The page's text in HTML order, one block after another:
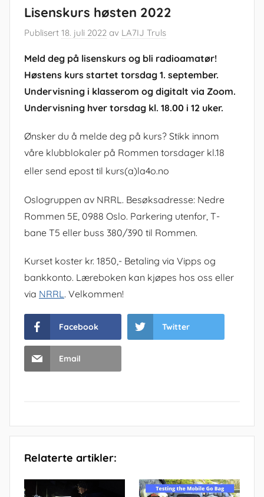
Lisenskurs høsten 2022
Publisert 18. juli 2022 av LA7IJ Truls
Meld deg på lisenskurs og bli radioamatør!
Høstens kurs startet torsdag 1. september.
Undervisning i klasserom og digitalt via Zoom.
Undervisning hver torsdag kl. 18.00 i 12 uker.
Ønsker du å melde deg på kurs? Stikk innom
våre klubblokaler på Rommen torsdager kl.18
eller send epost til kurs(a)la4o.no
Oslogruppen av NRRL. Besøksadresse: Nedre
Rommen 5E, 0988 Oslo. Parkering utenfor, T-
bane T5 eller buss 380/390 til Rommen.
Kurset koster kr. 1850,- Betaling via Vipps og
bankkonto. Læreboken kan kjøpes hos oss eller
via NRRL. Velkommen!
Facebook Twitter
Email
Relaterte artikler: